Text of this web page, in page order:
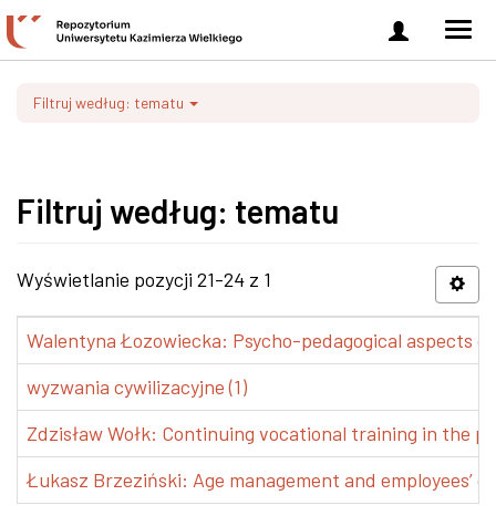
Zaloguj
się
Filtruj według: tematu
Filtruj według: tematu
Wyświetlanie pozycji 21-24 z 1
Walentyna Łozowiecka: Psycho-pedagogical aspects
wyzwania cywilizacyjne (1)
Zdzisław Wołk: Continuing vocational training in the
Łukasz Brzeziński: Age management and employees’